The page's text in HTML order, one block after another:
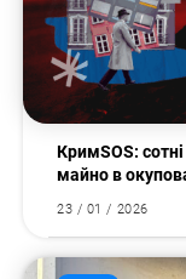
КримSOS:
майно в
23 / 01 / 2026